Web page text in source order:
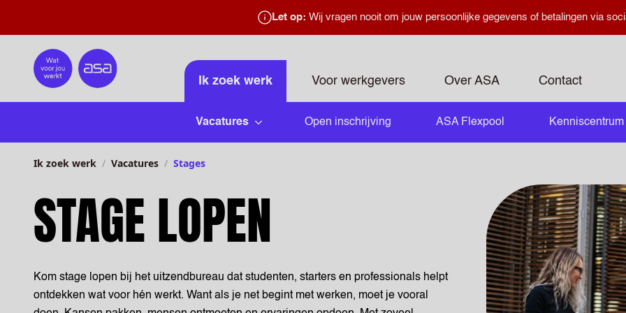
Let op: Wij vragen nooit om jouw persoonlijke gegevens of betalingen via
Home Ik zoek werk Voor werkgevers Over ASA Contact
Vacatures
Open inschrijving ASA Flexpool Kenniscentrum
Ik zoek werk Vacatures Stages
STAGE LOPEN
Kom stage lopen bij het uitzendbureau dat studenten, starters en professionals helpt
ontdekken wat voor hén werkt. Want als je net begint met werken, moet je vooral